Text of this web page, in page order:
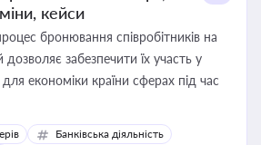
кейси
бронювання співробітників на
забезпечити їх участь у
економіки країни сферах під час
Банківська діяльність